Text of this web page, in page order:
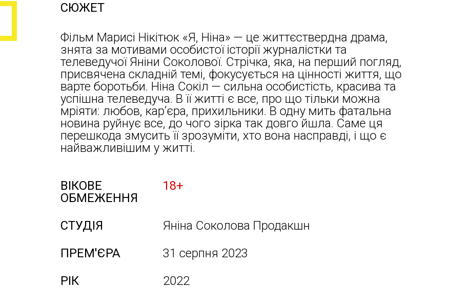
СЮЖЕТ
Фільм Марисі Нікітюк «Я, Ніна» — це життєствердна драма,
знята за мотивами особистої історії журналістки та
телеведучої Яніни Соколової. Стрічка, яка, на перший погляд,
присвячена складній темі, фокусується на цінності життя, що
варте боротьби. Ніна Сокіл — сильна особистість, красива та
успішна телеведуча. В її житті є все, про що тільки можна
мріяти: любов, кар’єра, прихильники. В одну мить фатальна
новина руйнує все, до чого зірка так довго йшла. Саме ця
перешкода змусить її зрозуміти, хто вона насправді, і що є
найважливішим у житті.
ВІКОВЕ
ОБМЕЖЕННЯ
18+
СТУДІЯ
Яніна Соколова Продакшн
ПРЕМ'ЄРА
31 серпня 2023
РІК
2022